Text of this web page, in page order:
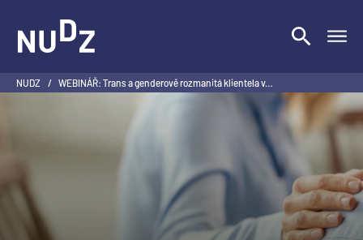
NUDZ / WEBINÁŘ: Trans a genderově rozmanitá klientela v…